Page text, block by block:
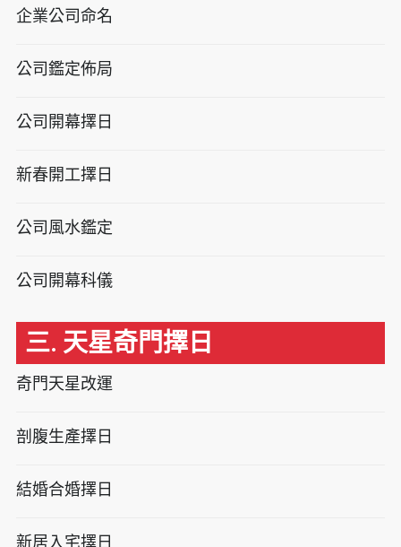
企業公司命名
公司鑑定佈局
公司開幕擇日
新春開工擇日
公司風水鑑定
公司開幕科儀
三. 天星奇門擇日
奇門天星改運
剖腹生產擇日
結婚合婚擇日
新居入宅擇日